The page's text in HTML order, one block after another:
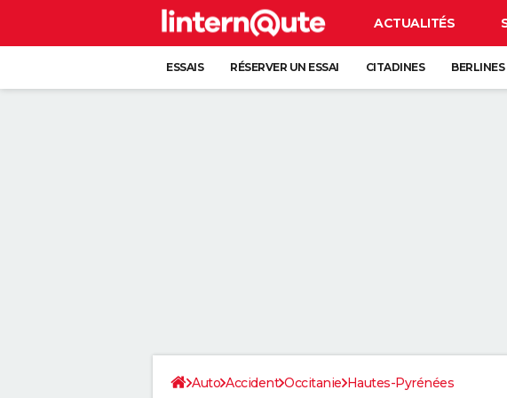
ACTUALITÉS
ESSAIS RÉSERVER UN ESSAI CITADINES BERLINES
Auto Accident Occitanie Hautes-Pyrénées